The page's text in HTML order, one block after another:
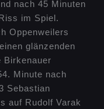
nach 45 Minuten
im Spiel.
Oppenweilers
glänzenden
Birkenauer
Minute nach
Sebastian
auf Rudolf Varak